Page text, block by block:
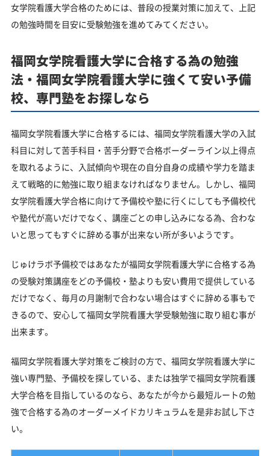
女学院看護大学合格のためには、普段の授業対策に加えて、上記
の勉強時間を目安に受験勉強を進めてみてください。
福岡女学院看護大学に合格する為の勉強
法・福岡女学院看護大学に強くて安い予備
校、専門塾をお探しなら
福岡女学院看護大学に合格するには、福岡女学院看護大学の入試
科目に対して苦手科目・苦手分野で合格ボーダーライン以上得点
を取れるように、入試傾向や現在の自分自身の成績や学力を踏ま
えて戦略的に勉強に取り組まなければなりません。しかし、福岡
女学院看護大学合格に向けて予備校や塾に行くにしても予備校代
や塾代が高いだけでなく、講座ごとの申し込みになる為、合わな
いと思ってもすぐに辞める事が出来ない所が多いようです。
じゅけラボ予備校ではあなたが福岡女学院看護大学に合格する為
の受験対策講座をどの予備校・塾よりも安い費用で提供している
だけでなく、毎月の月謝制で合わない場合はすぐに辞める事もで
きるので、安心して福岡女学院看護大学受験勉強に取り組む事が
出来ます。
福岡女学院看護大学対策をご検討の方で、福岡女学院看護大学に
強い専門塾、予備校を探している、または独学で福岡女学院看護
大学合格を目指しているのなら、あなたが今から最短ルートの勉
強で合格する為のオーダーメイドカリキュラムを是非お試し下さ
い。